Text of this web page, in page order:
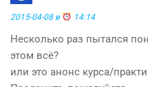
2015-04-08 в 14:14
Несколько раз пытался
этом всё?
или это анонс курса/